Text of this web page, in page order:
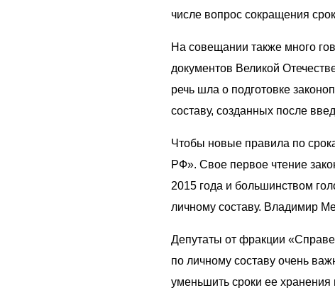
числе вопрос сокращения
На совещании также много
документов Великой
речь шла о подготовке
составу, созданных после
Чтобы новые правила по
РФ». Свое первое чтение
2015 года и большинством
личному составу. Владимир
Депутаты от фракции
по личному составу очень
уменьшить сроки ее хранения